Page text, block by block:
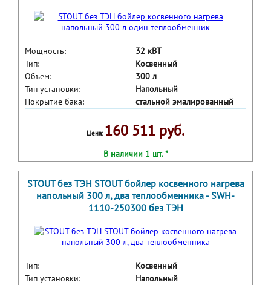
Мощность:
32 кВТ
Тип:
Косвенный
Объем:
300 л
Тип установки:
Напольный
Покрытие бака:
стальной эмалированный
Цена: 160 511 руб.
В наличии 1 шт. *
STOUT без ТЭН STOUT бойлер косвенного нагрева
напольный 300 л, два теплообменника - SWH-
1110-250300 без ТЭН
Тип:
Косвенный
Тип установки:
Напольный